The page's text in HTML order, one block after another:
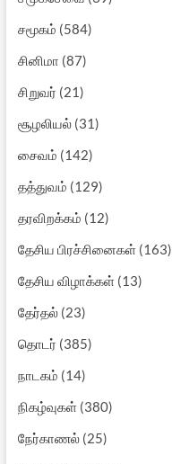
சமூகம் (584)
சினிமா (87)
சிறுவர் (21)
சூழலியல்(31)
சைவம் (142)
தத்துவம் (129)
தரவிறக்கம் (12)
தேசிய பிரச்சினைகள்(163)
தேசிய விழாக்கள்(13)
தேர்தல்(23)
தொடர் (385)
நாடகம் (14)
நிகழ்வுகள்(380)
நேர்காணல்(25)